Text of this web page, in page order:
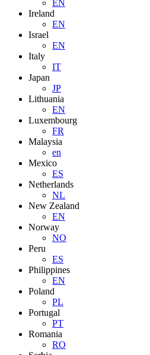
EN
Ireland
EN
Israel
EN
Italy
IT
Japan
JP
Lithuania
EN
Luxembourg
FR
Malaysia
en
Mexico
ES
Netherlands
NL
New Zealand
EN
Norway
NO
Peru
ES
Philippines
EN
Poland
PL
Portugal
PT
Romania
RO